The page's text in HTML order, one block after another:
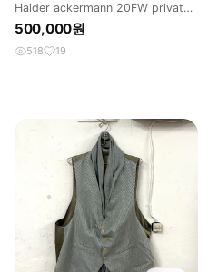
Haider ackermann 20FW private
dancer
500,000원
518 19